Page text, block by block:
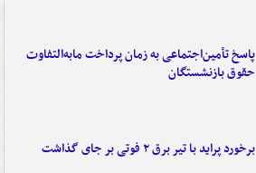
پاسخ تأمین‌اجتماعی به زمان پرداخت مابه‌التفاوت
حقوق بازنشستگان
برخورد پراید با تیر برق ۲ فوتی بر جای گذاشت